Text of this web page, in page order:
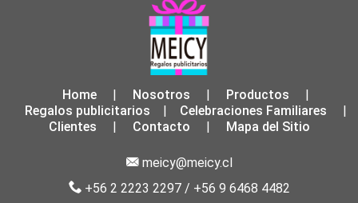
Home | Nosotros | Productos
|
Regalos publicitarios
Celebraciones Familiares
Clientes
Contacto Mapa del Sitio
meicy@meicy.cl
+56 2 2223 2297/ +56 9 6468 4482